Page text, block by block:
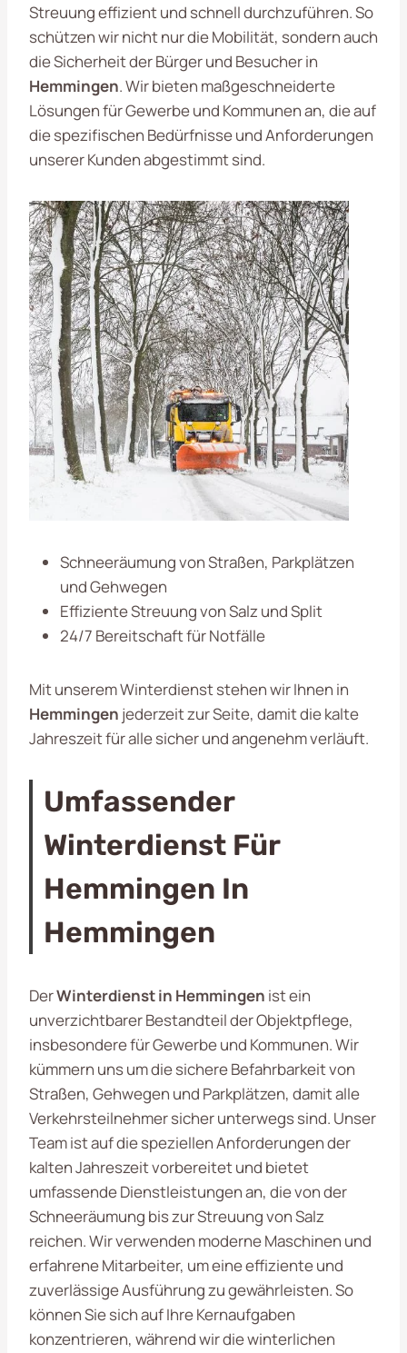
Streuung effizient und schnell durchzuführen. So
schützen wir nicht nur die Mobilität, sondern auch
die Sicherheit der Bürger und Besucher in
Hemmingen. Wir bieten maßgeschneiderte
Lösungen für Gewerbe und Kommunen an, die auf
die spezifischen Bedürfnisse und Anforderungen
unserer Kunden abgestimmt sind.
Schneeräumung von Straßen, Parkplätzen
und Gehwegen
Effiziente Streuung von Salz und Split
24/7 Bereitschaft für Notfälle
Mit unserem Winterdienst stehen wir Ihnen in
Hemmingen jederzeit zur Seite, damit die kalte
Jahreszeit für alle sicher und angenehm verläuft.
Umfassender
Winterdienst Für
Hemmingen In
Hemmingen
DerWinterdienst in Hemmingen ist ein
unverzichtbarer Bestandteil der Objektpflege,
insbesondere für Gewerbe und Kommunen. Wir
kümmern uns um die sichere Befahrbarkeit von
Straßen, Gehwegen und Parkplätzen, damit alle
Verkehrsteilnehmer sicher unterwegs sind. Unser
Team ist auf die speziellen Anforderungen der
kalten Jahreszeit vorbereitet und bietet
umfassende Dienstleistungen an, die von der
Schneeräumung bis zur Streuung von Salz
reichen. Wir verwenden moderne Maschinen und
erfahrene Mitarbeiter, um eine effiziente und
zuverlässige Ausführung zu gewährleisten. So
können Sie sich auf Ihre Kernaufgaben
konzentrieren, während wir die winterlichen